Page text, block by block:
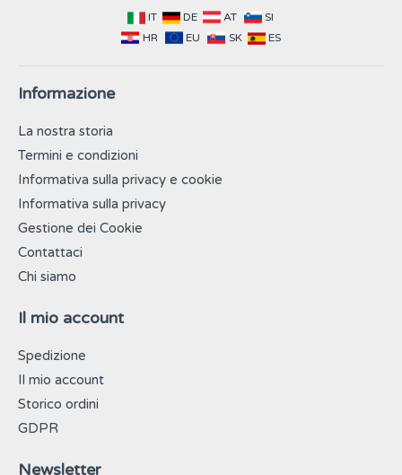
IT DE AT
SI
HR
EU SK ES
Informazione
La nostra storia
Termini e condizioni
Informativa sulla privacy e cookie
Informativa sulla privacy
Gestione dei Cookie
Contattaci
Chi siamo
Il mio account
Spedizione
Il mio account
Storico ordini
GDPR
Newsletter